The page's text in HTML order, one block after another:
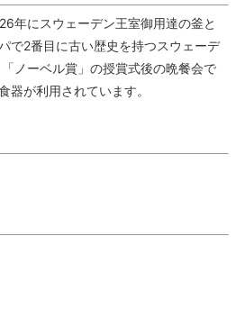
年にスウェーデン王室御用達の釜と
で2番目に古い歴史を持つスウェーデ
ノーベル賞」の授賞式後の晩餐会で
器が利用されています。